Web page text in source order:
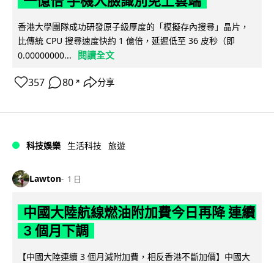
香港大學團隊成功研發原子級厚度的「模擬存內搜尋」晶片，
比傳統 CPU 搜尋速度快約 1 億倍，延遲低至 36 皮秒（即
0.00000000...
閱讀全文
357 80 ↗ 分享
科技娛樂 生活科技 旅遊
Lawton 1 日
中國大陸航線燃油附加費今日再降 連續
3 個月下調
【中國大陸連續 3 個月減附加費，相反香港不斷加價】中國大